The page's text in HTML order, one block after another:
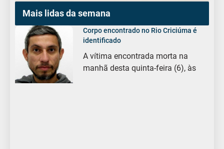
Mais lidas da semana
Corpo encontrado no Rio Criciúma é
identificado
A vítima encontrada morta na
manhã desta quinta-feira (6), às